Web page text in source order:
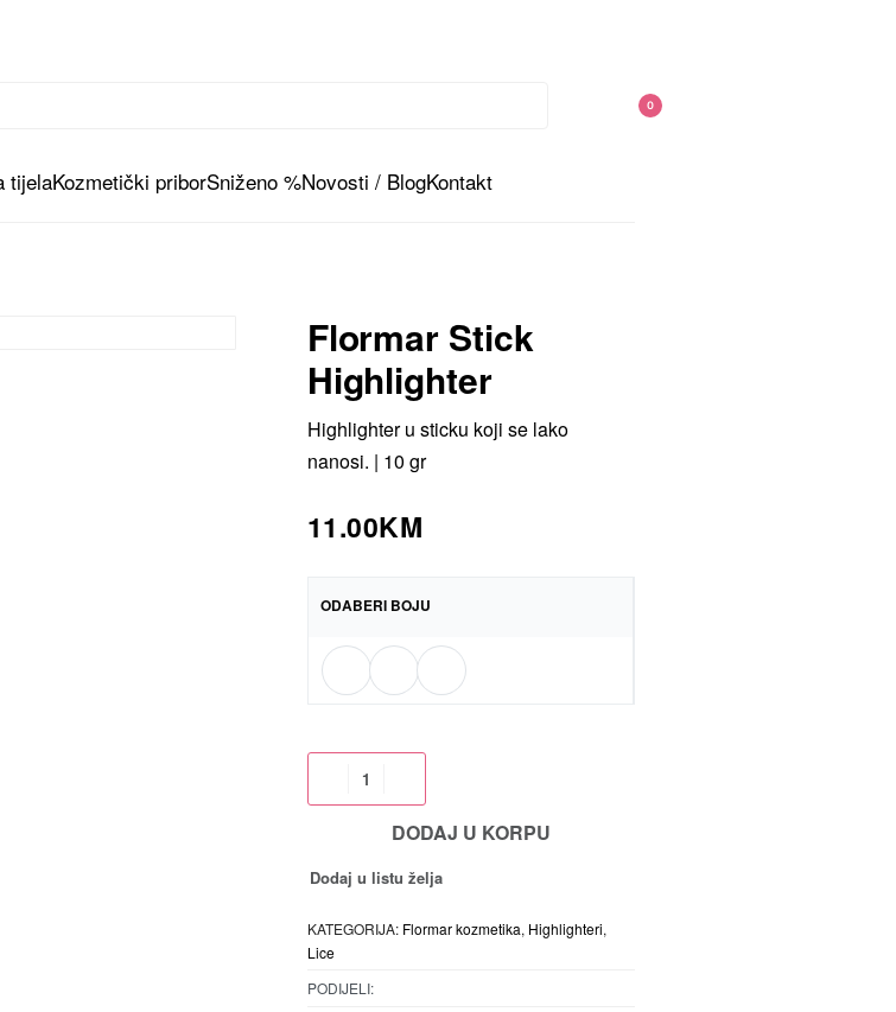
0
tijelaKozmetički priborSniženo %Novosti / BlogKontakt
Flormar Stick
Highlighter
Highlighter u sticku koji se lako
nanosi. | 10 gr
11.00KM
ODABERI BOJU
DODAJ U KORPU
Dodaj u listu želja
KATEGORIJA: Flormar kozmetika, Highlighteri,
Lice
PODIJELI: